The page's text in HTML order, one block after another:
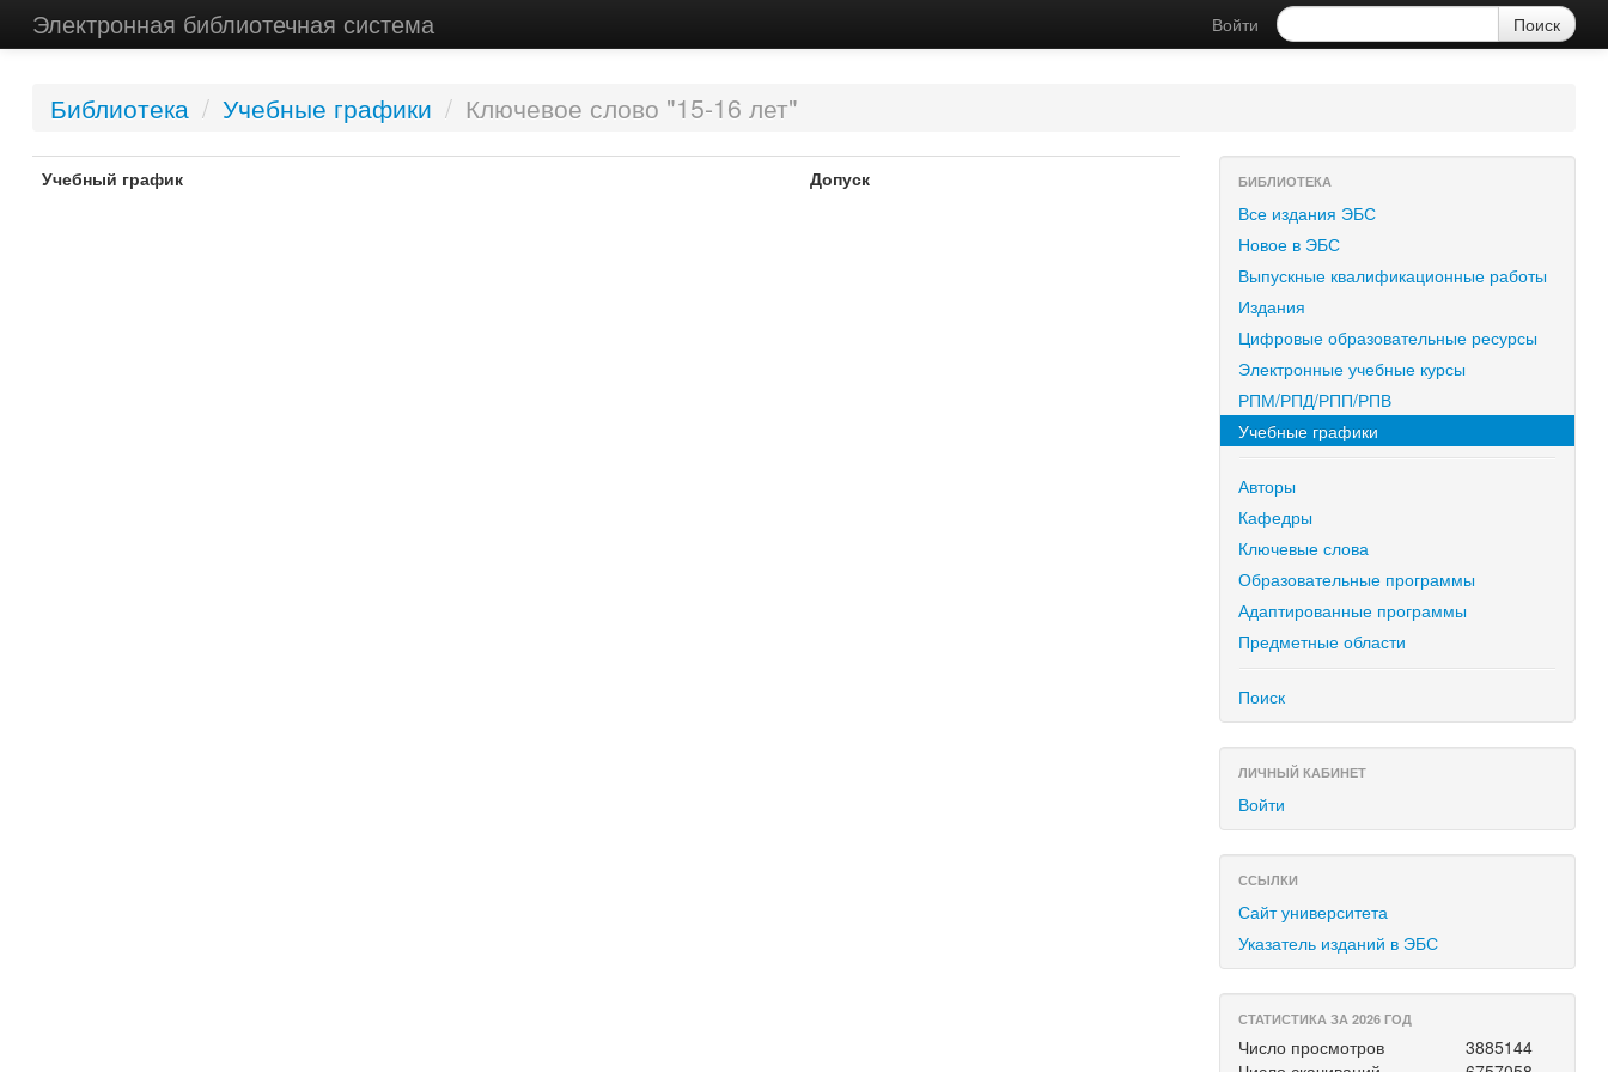
Электронная библиотечная система Войти
Библиотека / Учебные графики / Ключевое слово "15-16 лет"
Учебный график Допуск БИБЛИОТЕКА
Все издания ЭБС
Новое в ЭБС
Выпускные квалификационные работы
Издания
Цифровые образовательные ресурсы
Электронные учебные курсы
РПМ/РПД/РПП/РПВ
Учебные графики
Авторы
Кафедры
Ключевые слова
Образовательные программы
Адаптированные программы
Предметные области
Поиск
ЛИЧНЫЙ КАБИНЕТ
Войти
ССЫЛКИ
Сайт университета
Указатель изданий в ЭБС
СТАТИСТИКА ЗА 2026 ГОД
Число просмотров
3885144